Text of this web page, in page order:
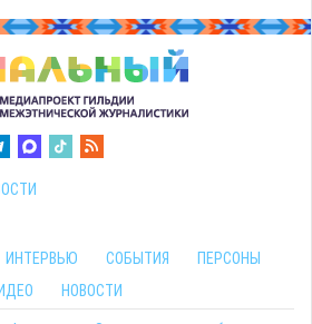
ИНТЕРВЬЮ СОБЫТИЯ
ПЕРСОНЫ
НОВОСТИ